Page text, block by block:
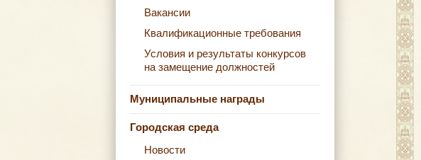
Вакансии
Квалификационные требования
Условия и результаты конкурсов
на замещение должностей
Муниципальные награды
Городская среда
Новости